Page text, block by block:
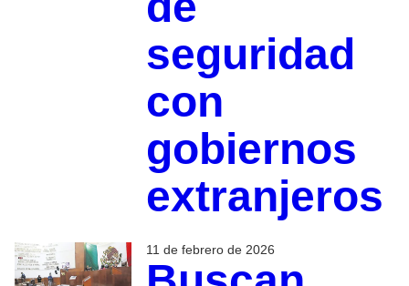
seguridad
con
gobiernos
extranjeros
11 de febrero de 2026